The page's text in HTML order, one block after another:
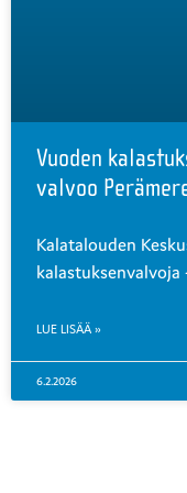
Vuoden
valvoo
Kalatalouden
LUE LISÄÄ »
6.2.2026